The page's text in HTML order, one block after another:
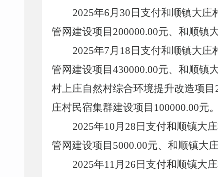
2025年6月30日支付和顺镇大
管网建设项目200000.00元、和顺镇
2025年7月18日支付和顺镇大
管网建设项目430000.00元、和顺镇
村上庄自然村综合环境提升改造项
庄村民宿集群建设项目100000.00元
2025年10月28日支付和顺镇大
管网建设项目5000.00元、和顺镇大
2025年11月26日支付和顺镇大